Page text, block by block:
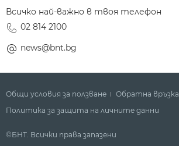
Всичко най-важно в твоя телефон
02 814 2100
news@bnt.bg
Общи условия за ползване Обратна връзка
Политика за защита на личните данни
©БНТ. Всички права запазени